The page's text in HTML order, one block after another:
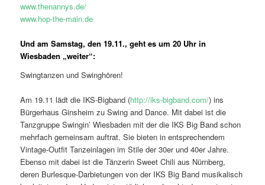
www.thenannys.de/
www.hop-the-main.de
Und am Samstag, den 19.11., geht es um 20 Uhr in
Wiesbaden „weiter“:
Swingtanzen und Swinghören!
Am 19.11 lädt die IKS-Bigband (http://iks-bigband.com/) ins
Bürgerhaus Ginsheim zu Swing and Dance. Mit dabei ist die
Tanzgruppe Swingin’ Wiesbaden mit der die IKS Big Band schon
mehrfach gemeinsam auftrat. Sie bieten in entsprechendem
Vintage-Outfit Tanzeinlagen im Stile der 30er und 40er Jahre.
Ebenso mit dabei ist die Tänzerin Sweet Chili aus Nürnberg,
deren Burlesque-Darbietungen von der IKS Big Band musikalisch